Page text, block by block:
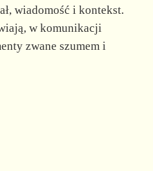
wiadomość i kontekst.
w komunikacji
zwane szumem i